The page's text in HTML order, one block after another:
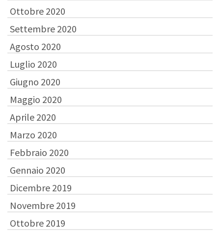
Ottobre 2020
Settembre 2020
Agosto 2020
Luglio 2020
Giugno 2020
Maggio 2020
Aprile 2020
Marzo 2020
Febbraio 2020
Gennaio 2020
Dicembre 2019
Novembre 2019
Ottobre 2019